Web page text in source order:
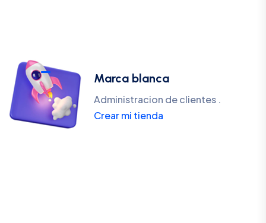
Marca blanca
Administracion de clientes .
Crear mi tienda